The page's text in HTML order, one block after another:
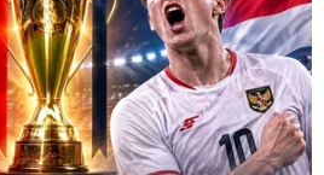
càng trở nên nan giải,
mấy dễ chịu khi phải
cũng nhận ra điều
ấy không thể di chuyển
như Robben hay Costa."